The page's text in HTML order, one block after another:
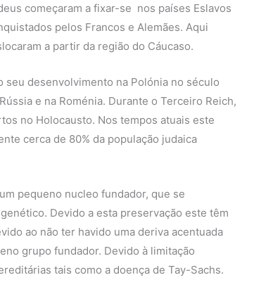
começaram a fixar-se nos países Eslavos
pelos Francos e Alemães. Aqui
a partir da região do Cáucaso.
seu desenvolvimento na Polónia no século
e na Roménia. Durante o Terceiro Reich,
no Holocausto. Nos tempos atuais este
cerca de 80% da população judaica
pequeno nucleo fundador, que se
Devido a esta preservação este têm
ao não ter havido uma deriva acentuada
grupo fundador. Devido à limitação
tais como a doença de Tay-Sachs.